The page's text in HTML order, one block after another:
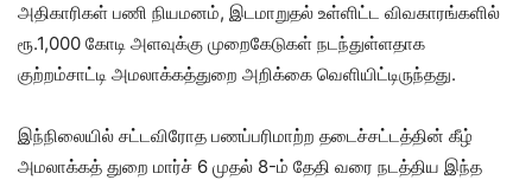
அதிகாரிகள் பணி நியமனம், இடமாறுதல் உள்ளிட்ட விவகாரங்களில்
ரூ.1,000 கோடி அளவுக்கு முறைகேடுகள் நடந்துள்ளதாக
குற்றம்சாட்டி அமலாக்கத்துறை அறிக்கை வெளியிட்டிருந்தது.
இந்நிலையில் சட்டவிரோத பணப்பரிமாற்ற தடைச்சட்டத்தின் கீழ்
அமலாக்கத் துறை மார்ச் 6 முதல் 8-ம் தேதி வரை நடத்திய இந்த